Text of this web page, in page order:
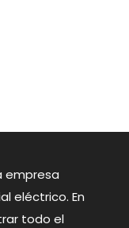
empresa
eléctrico. En
todo el